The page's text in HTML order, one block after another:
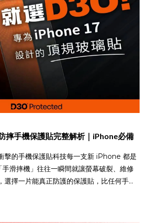
及散熱降溫效果，2025iPhone 17全系列產
，加上四角墊高設計，手機不會蹺蹺板。
感輕盈的也可以採用輕坦克或是冰霧P.G
功能更符合PureGear普格爾「隨行守
手機殼均有支援 MagSafe磁吸技術，且都通
，最高防摔力最高達到 16 英尺高空（相當於
抗震本來就是這個品牌的最高指導原則，
重視手機保護，推薦你們來使用普格爾，
)！」廉世彬大力說讚！與普格爾合作的店
格爾2025主視覺海報，喜歡廉世彬、支持
摔手機保護貼完整解析｜iPhone必備
擊的手機保護貼科技每一支新 iPhone 都是
滑摔機」往往一瞬間就讓螢幕破裂、維修
選擇一片能真正防護的保護貼，比任何手機
專利智慧吸震材料，屬於「非牛頓流體」。